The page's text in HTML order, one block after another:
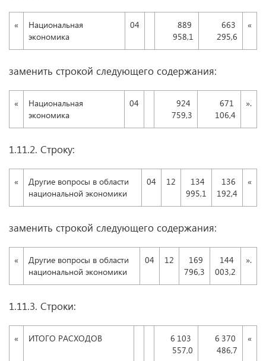
«
Национальная
экономика
04
889
958,1
663
295,6
«
заменить строкой следующего содержания:
«
Национальная
экономика
04
924
759,3
671
106,4
».
1.11.2. Строку:
«
Другие вопросы в области
национальной экономики
04 12
134
995,1
136
192,4
«
заменить строкой следующего содержания:
«
Другие вопросы в области
национальной экономики
04 12
169
796,3
144
003,2
».
1.11.3. Строки:
« ИТОГО РАСХОДОВ
6 103
557,0
6 370
486,7
«